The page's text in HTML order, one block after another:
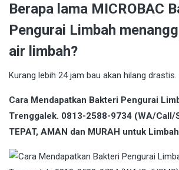
Berapa lama MICROBAC
Pengurai Limbah
air limbah?
Kurang lebih 24 jam bau akan hilang drastis.
Cara Mendapatkan Bakteri Pengurai
Trenggalek. 0813-2588-9734 (WA/Call/
TEPAT, AMAN dan MURAH untuk